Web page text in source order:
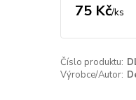
75 Kč/ks
Číslo produktu:
Výrobce/Autor: